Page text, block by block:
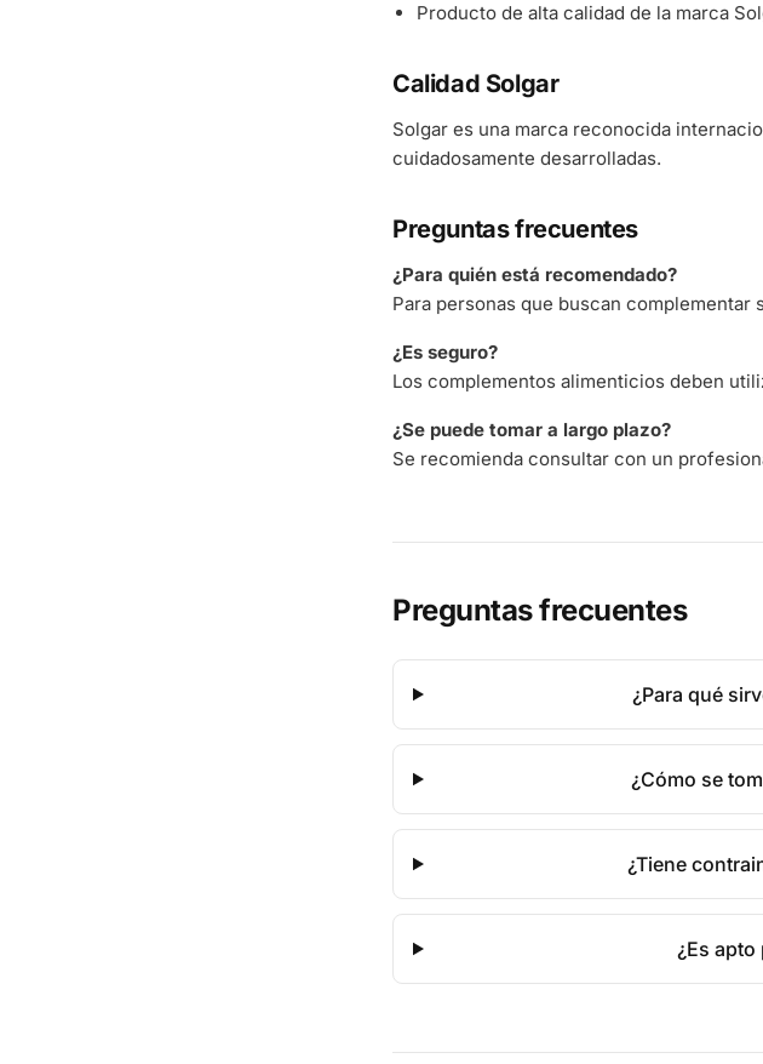
Producto de alta calidad de la marca
Calidad Solgar
Solgar es una marca reconocida
cuidadosamente desarrolladas.
Preguntas frecuentes
¿Para quién está recomendado?
Para personas que buscan complementar
¿Es seguro?
Los complementos alimenticios deben
¿Se puede tomar a largo plazo?
Se recomienda consultar con un
Preguntas frecuentes
¿Para qué
¿Cómo se
¿Tiene
¿Es